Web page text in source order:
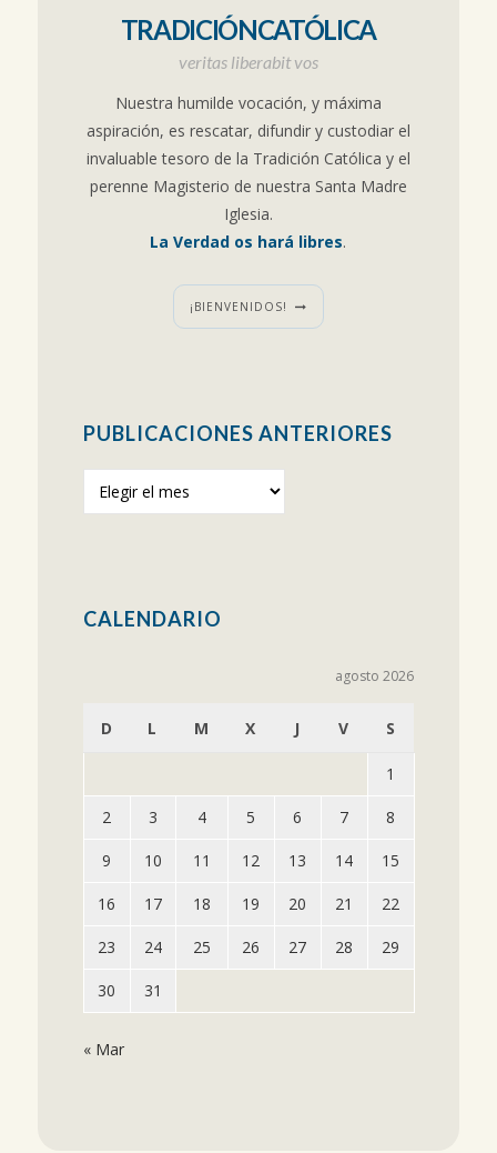
TRADICIÓNCATÓLICA
veritas liberabit vos
Nuestra humilde vocación, y máxima
aspiración, es rescatar, difundir y custodiar el
invaluable tesoro de la Tradición Católica y el
perenne Magisterio de nuestra Santa Madre
Iglesia.
La Verdad os hará libres.
¡BIENVENIDOS!
PUBLICACIONES ANTERIORES
anteriores
CALENDARIO
agosto 2026
D L M X J V S
1
2 3 4 5 6 7 8
9 10 11 12 13 14 15
16 17 18 19 20 21 22
23 24 25 26 27 28 29
30 31
« Mar